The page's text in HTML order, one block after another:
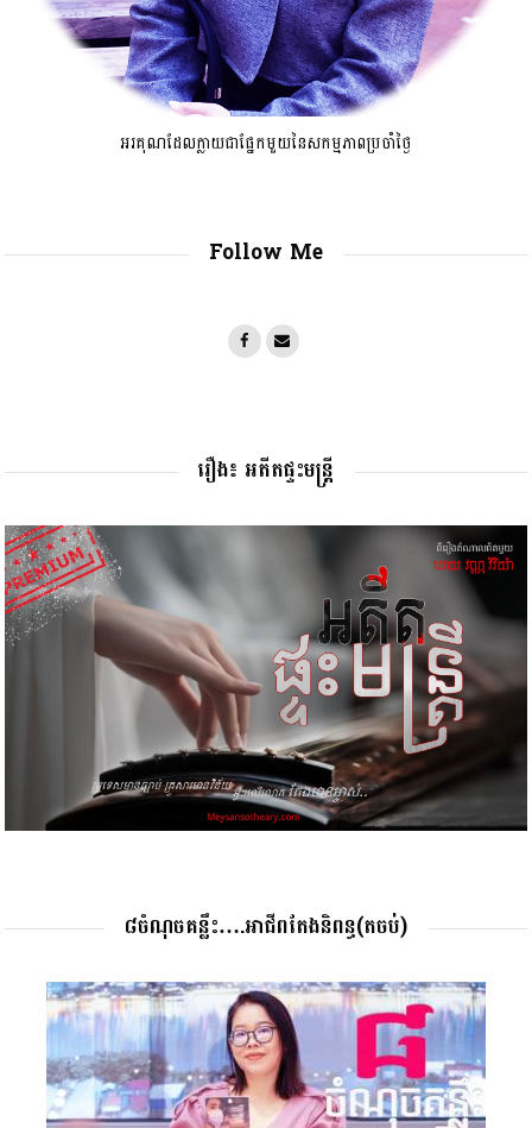
អរគុណដែលក្លាយជាផ្នែកមួយនៃសកម្មភាពប្រចាំថ្ងៃ
Follow Me
រឿង៖ អតីតផ្ទះមន្រ្តី
៨ចំណុចគន្លឹះ….អាជីពតែងនិពន្ធ(តចប់)